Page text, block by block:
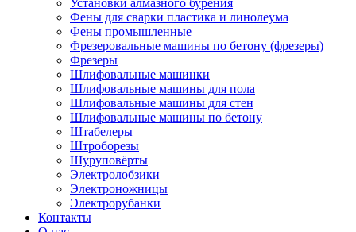
Установки алмазного бурения
Фены для сварки пластика и линолеума
Фены промышленные
Фрезеровальные машины по бетону (фрезеры)
Фрезеры
Шлифовальные машинки
Шлифовальные машины для пола
Шлифовальные машины для стен
Шлифовальные машины по бетону
Штабелеры
Штроборезы
Шуруповёрты
Электролобзики
Электроножницы
Электрорубанки
Контакты